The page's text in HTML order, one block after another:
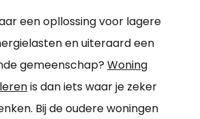
een opllossing voor lagere
en uiteraard een
gemeenschap? Woning
is dan iets waar je zeker
Bij de oudere woningen